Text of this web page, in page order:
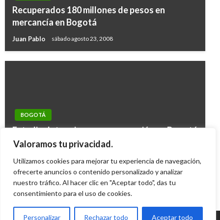
Valoramos tu privacidad.
Utilizamos cookies para mejorar tu experiencia de navegación,
ofrecerte anuncios o contenido personalizado y analizar
nuestro tráfico. Al hacer clic en "Aceptar todo", das tu
consentimiento para el uso de cookies.
Personalizar Rechazar todo Aceptar todo
Recuperados 180 millones de pesos en
mercancía en Bogotá
Juan Pablo sábado agosto 23, 2008
BOGOTÁ
Estudio determina que segregación en Bogotá
por acceso a bienes y servicios disminuyó en
Camilo Gonzalez martes agosto 13, 2013